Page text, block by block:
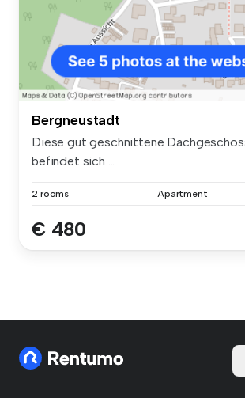
Bergneustadt
Diese gut geschnittene
befindet sich ...
2 rooms Apartment
€ 480